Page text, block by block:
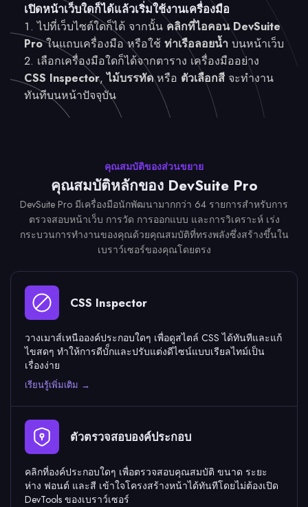
เปิดหน้าเว็บใดก็ได้แล้วเริ่มใช้งานเครื่องมือ
ไปที่เว็บไซต์ใดก็ได้ จากนั้น คลิกที่ไอคอน DevSuite
Proในแถบเครื่องมือ หรือใช้ ท่าเรือลอยน้ำ บนหน้าเว็บ
เลือกเครื่องมือใดก็ได้จากตาราง เครื่องมืออย่าง
CSS Inspector,ไม้บรรทัดหรือ ตัวเลือกสี จะทำงาน
ทันทีบนหน้าปัจจุบัน
คุณสมบัติของส่วนขยาย
คุณสมบัติหลักของ DevSuite Pro
DevSuite Pro มีเครื่องมือนักพัฒนามากกว่า 64 รายการสำหรับการ
ตรวจสอบหน้าเว็บ การวัด การออกแบบ และการวิเคราะห์ เร่ง
กระบวนการทำงานของคุณด้วยคุณสมบัติที่ทรงพลังซึ่งสร้างขึ้นใน
เบราว์เซอร์ของคุณโดยตรง
CSS Inspector
วางเมาส์เหนือองค์ประกอบใดๆ เพื่อดูสไตล์ CSS ได้ทันทีและแก้
ไขสดๆ ทำให้การดีบั็กและปรับแต่งดีไซน์แบบเรียลไทม์เป็น
เรื่องง่าย
เรียนรู้เพิ่มเติม →
ตัวตรวจสอบองค์ประกอบ
คลิกที่องค์ประกอบใดๆ เพื่อตรวจสอบคุณสมบัติ ขนาด ระยะ
ห่าง ฟอนต์ และสี เข้าใจโครงสร้างหน้าได้ทันทีโดยไม่ต้องเปิด
DevTools ของเบราว์เซอร์